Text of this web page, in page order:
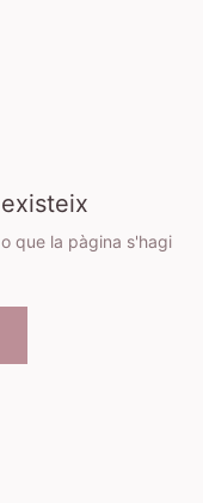
que la pàgina s'hagi